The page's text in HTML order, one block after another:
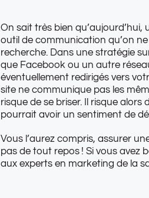
On sait très bien
outil de communication qu’on
recherche. Dans une stratégie
que Facebook ou un autre
éventuellement redirigés vers
site ne communique pas les
risque de se briser. Il risque alors
pourrait avoir un sentiment de
Vous l’aurez compris, assurer
pas de tout repos ! Si vous avez
aux experts en marketing de la